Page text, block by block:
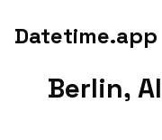
Datetime.app
Berlin,